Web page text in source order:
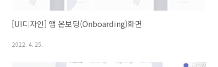
[UI디자인] 앱 온보딩(Onboarding)화면
2022. 4. 25.